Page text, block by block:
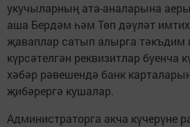
укучыларның ата-аналарына
аша Бердәм һәм Төп дәүләт
җаваплар сатып алырга тәкъдим
күрсәтелгән реквизитлар буенча
хәбәр рәвешендә банк
җибәрергә кушалар.
Администраторга акча күчерүне